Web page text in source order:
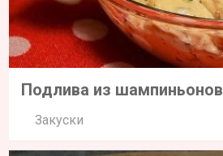
Подлива из шампиньонов
Закуски